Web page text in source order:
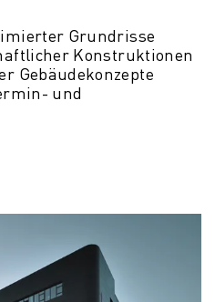
Grundrisse
Konstruktionen
Gebäudekonzepte
und